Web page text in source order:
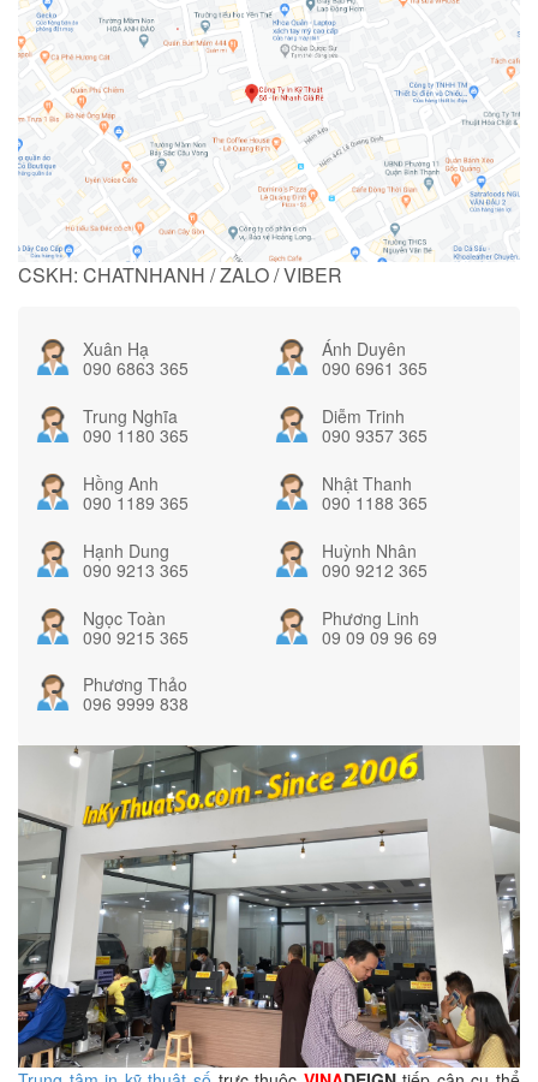
CSKH: CHATNHANH / ZALO / VIBER
Xuân Hạ
090 6863 365
Ánh Duyên
090 6961 365
Trung Nghĩa
090 1180 365
Diễm Trinh
090 9357 365
Hồng Anh
090 1189 365
Nhật Thanh
090 1188 365
Hạnh Dung
090 9213 365
Huỳnh Nhân
090 9212 365
Ngọc Toàn
090 9215 365
Phương Linh
09 09 09 96 69
Phương Thảo
096 9999 838